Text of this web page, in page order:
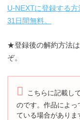
U-NEXTに登録する
31日間無料。
★登録後の解約方法は
ぞ。
こちらに記載し
のです。 作品によっ
ている場合がありま